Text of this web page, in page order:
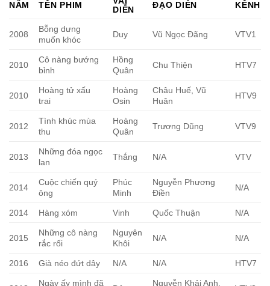
NĂM TÊN PHIM
DIỄN
ĐẠO DIỄN KÊNH
2008
Bỗng dưng
muốn khóc
Duy Vũ Ngọc Đãng VTV1
2010
Cô nàng bướng
bỉnh
Hồng
Quân
Chu Thiện HTV7
2010
Hoàng tử xấu
trai
Hoàng
Osin
Châu Huế, Vũ
Huân
HTV9
2012
Tình khúc mùa
thu
Hoàng
Quân
Trương Dũng VTV9
2013
Những đóa ngọc
lan
Thắng N/A VTV
2014
Cuộc chiến quý
ông
Phúc
Minh
Nguyễn Phương
Điền
N/A
2014 Hàng xóm Vinh Quốc Thuận N/A
2015
Những cô nàng
rắc rối
Nguyên
Khôi
N/A N/A
2016 Già néo đứt dây N/A N/A HTV7
Ngày ấy mình đã
Nguyễn Khải Anh,